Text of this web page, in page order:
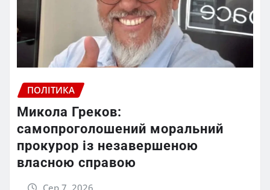
ПОЛІТИКА
Микола Греков:
самопроголошений моральний
прокурор із незавершеною
власною справою
Сер 7, 2026